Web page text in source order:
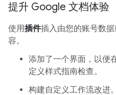
提升 Google 文档体验
使用插件插入由您的账号数
容。
添加了一个界面，以便
定义样式指南检查。
构建自定义工作流改进。